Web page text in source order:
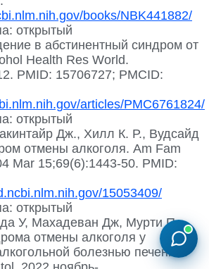
books/NBK441882/
открытый
в абстинентный синдром от
Health Res World.
PMID: 15706727; PMCID:
articles/PMC6761824/
открытый
Дж., Хилл К. Р., Вудсайд
отмены алкоголя. Am Fam
Mar 15;69(6):1443-50. PMID:
15053409/
открытый
У, Махадеван Дж, Мурти П.
отмены алкоголя у
болезнью печени. J